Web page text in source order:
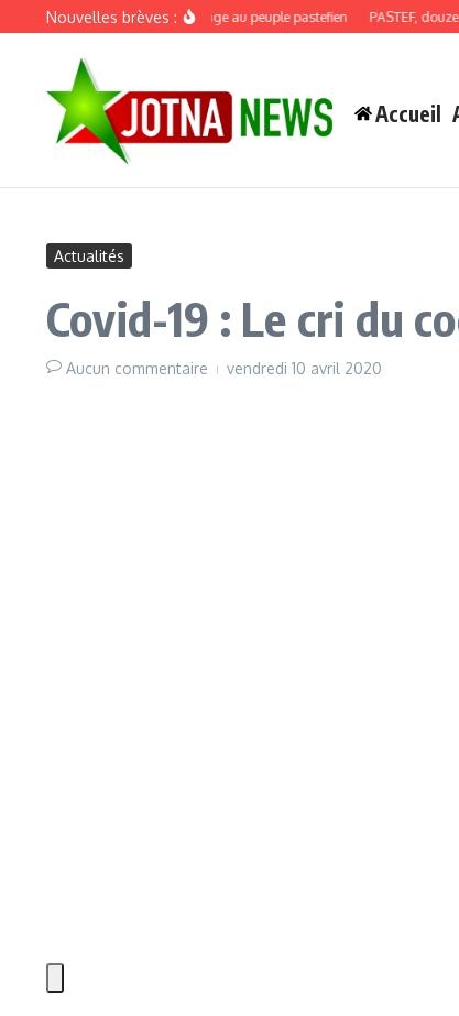
Aller au contenu
Nouvelles brèves :
Discours de recadrage au peuple pastefien PASTEF, douze
Accueil
Actualités
Covid-19 : Le cri du
Aucun commentaire vendredi 10 avril 2020